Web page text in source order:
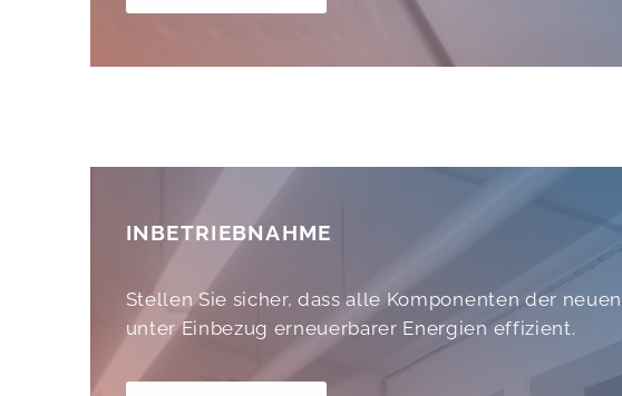
INBETRIEBNAHME
Stellen Sie sicher, dass alle Komponenten der
unter Einbezug erneuerbarer Energien effizient.